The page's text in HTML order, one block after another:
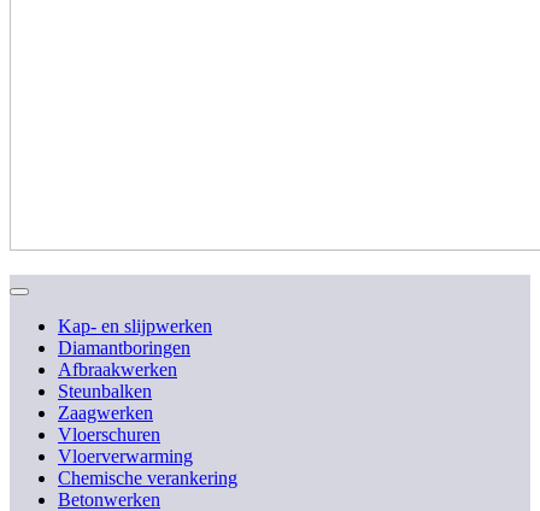
Kap- en slijpwerken
Diamantboringen
Afbraakwerken
Steunbalken
Zaagwerken
Vloerschuren
Vloerverwarming
Chemische verankering
Betonwerken